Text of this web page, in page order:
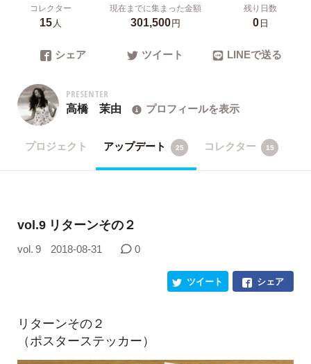
コレクター
15人
現在までに集まった金額
301,500円
残り日数
0日
シェア ツイート LINEで送る
PRESENTER
高橋 茉由 プロフィールを表示
プロジェクト アップデート 25 コレクター 15
vol.9 リターンその２
vol. 9 2018-08-31 0
シェア
ツイート
リターンその２
（ポスターステッカー）